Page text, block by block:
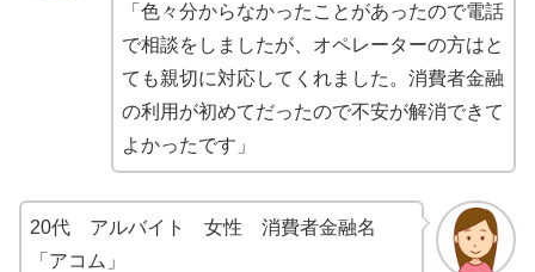
「色々分からなかったことがあったので電話
で相談をしましたが、オペレーターの方はと
ても親切に対応してくれました。消費者金融
の利用が初めてだったので不安が解消できて
よかったです」
20代 アルバイト 女性 消費者金融名
「アコム」